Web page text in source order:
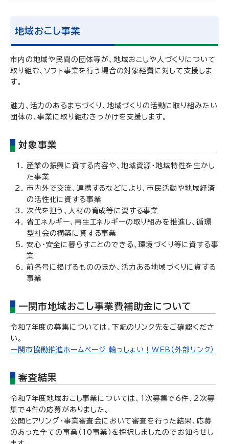
地域おこし事業
市内の地域や民間の団体等が、地域おこしや人づくりについて
取り組む、ソフト事業を行う場合の対象経費に対して支援しま
す。
魅力、活力のあるまちづくり、地域づくりの活動に取り組みたい
団体の、事業に取り組むきっかけを支援します。
対象事業
産業の振興に資する内容や、地域資源・地域特性を生かし
た事業
市内外で交流、連携するなどにより、市民活動や地域経済
の活性化に資する事業
次代を担う、人材の育成等に資する事業
省エネルギー、再生エネルギーの取り組みを推進し、循環
型社会の構築に資する事業
安心・安全に暮らすことのできる、環境づくり等に資する事
業
前各号に掲げるもののほか、活力ある地域づくりに資する
事業
一関市地域おこし事業費補助金について
令和7年度の募集については、下記のリンク先をご確認くださ
い。
一関市協働推進ホームページ 輪っしょい！WEB（外部リンク）
審査結果
令和7年度地域おこし事業については、1次募集で6件、2次募
集で4件の応募がありました。
公開ヒアリング・事業審査会において審査を行った結果、応募
のあった全ての事業（10事業）を採択しましたのでお知らせし